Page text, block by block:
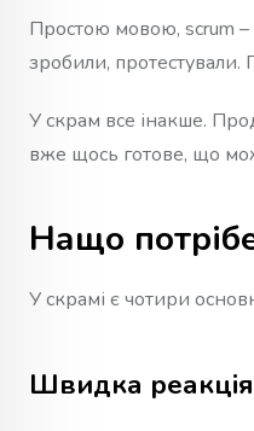
Простою мовою, scrum
зробили, протестували.
У скрам все інакше.
вже щось готове, що
Нащо
У скрамі є чотири
Швидка реакція